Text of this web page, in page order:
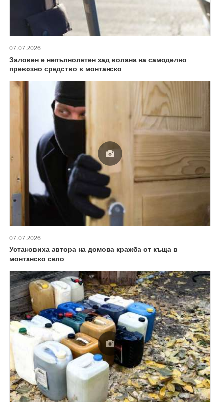
07.07.2026
Заловен е непълнолетен зад волана на самоделно
превозно средство в монтанско
07.07.2026
Установиха автора на домова кражба от къща в
монтанско село